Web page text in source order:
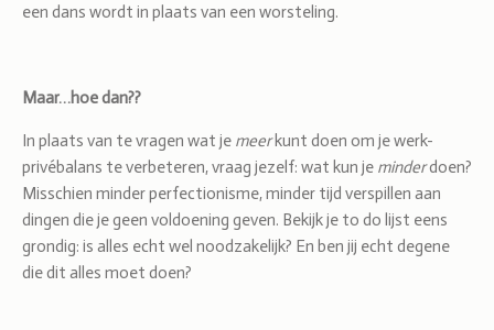
een dans wordt in plaats van een worsteling.
Maar…hoe dan??
In plaats van te vragen wat je meerkunt doen om je werk-
privébalans te verbeteren, vraag jezelf: wat kun je minderdoen?
Misschien minder perfectionisme, minder tijd verspillen aan
dingen die je geen voldoening geven. Bekijk je to do lijst eens
grondig: is alles echt wel noodzakelijk? En ben jij echt degene
die dit alles moet doen?